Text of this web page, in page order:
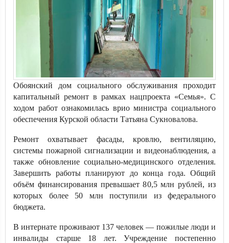
Обоянский дом социального обслуживания проходит
капитальный ремонт в рамках нацпроекта «Семья». С
ходом работ ознакомилась врио министра социального
обеспечения Курской области Татьяна Сукновалова.
Ремонт охватывает фасады, кровлю, вентиляцию,
системы пожарной сигнализации и видеонаблюдения, а
также обновление социально-медицинского отделения.
Завершить работы планируют до конца года. Общий
объём финансирования превышает 80,5 млн рублей, из
которых более 50 млн поступили из федерального
бюджета.
В интернате проживают 137 человек — пожилые люди и
инвалиды старше 18 лет. Учреждение постепенно